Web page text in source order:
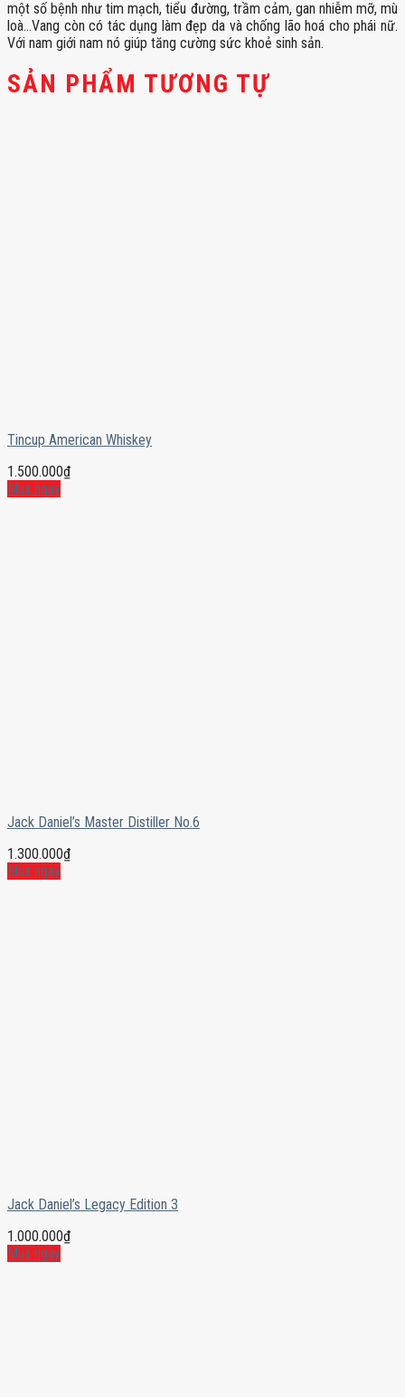
một số bệnh như tim mạch, tiểu đường, trầm cảm, gan nhiễm mỡ, mù
loà…Vang còn có tác dụng làm đẹp da và chống lão hoá cho phái nữ.
Với nam giới nam nó giúp tăng cường sức khoẻ sinh sản.
SẢN PHẨM TƯƠNG TỰ
Tincup American Whiskey
1.500.000₫
Mua ngay
Jack Daniel’s Master Distiller No.6
1.300.000₫
Mua ngay
Jack Daniel’s Legacy Edition 3
1.000.000₫
Mua ngay